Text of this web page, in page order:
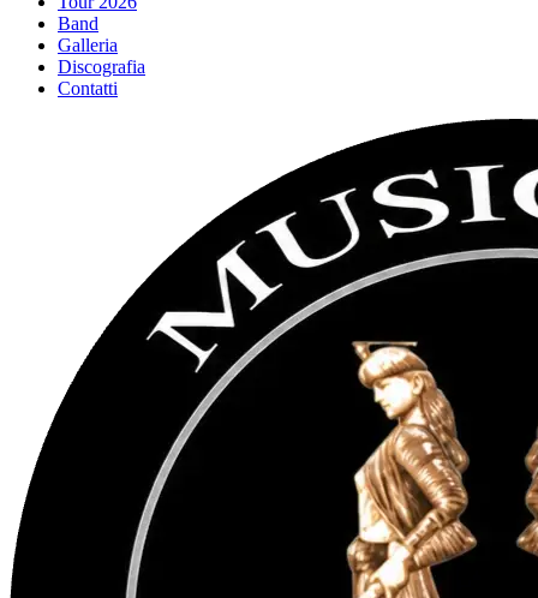
Band
Galleria
Discografia
Contatti